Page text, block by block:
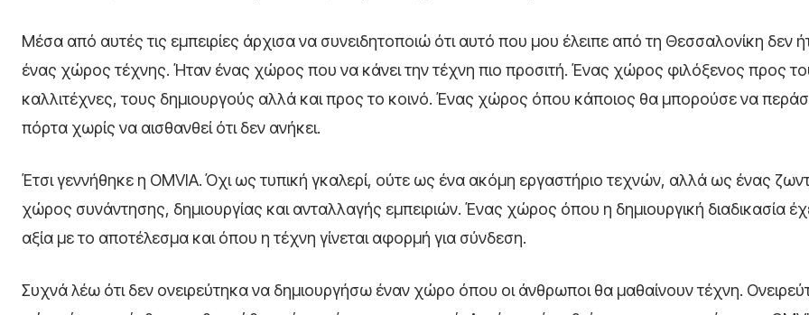
Μέσα από αυτές τις εμπειρίες άρχισα να συνειδητοποιώ ότι αυτό που μου έλειπε από τη Θεσσαλονίκη δεν
ένας χώρος τέχνης. Ήταν ένας χώρος που να κάνει την τέχνη πιο προσιτή. Ένας χώρος φιλόξενος προς
καλλιτέχνες, τους δημιουργούς αλλά και προς το κοινό. Ένας χώρος όπου κάποιος θα μπορούσε να
πόρτα χωρίς να αισθανθεί ότι δεν ανήκει.
Έτσι γεννήθηκε η OMVIA. Όχι ως τυπική γκαλερί, ούτε ως ένα ακόμη εργαστήριο τεχνών, αλλά ως ένας
χώρος συνάντησης, δημιουργίας και ανταλλαγής εμπειριών. Ένας χώρος όπου η δημιουργική διαδικασία
αξία με το αποτέλεσμα και όπου η τέχνη γίνεται αφορμή για σύνδεση.
Συχνά λέω ότι δεν ονειρεύτηκα να δημιουργήσω έναν χώρο όπου οι άνθρωποι θα μαθαίνουν τέχνη.